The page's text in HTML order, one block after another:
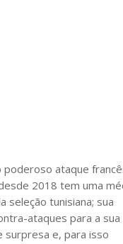
poderoso ataque
2018 tem uma
tunisiana; sua
ataques para a sua
surpresa e, para isso